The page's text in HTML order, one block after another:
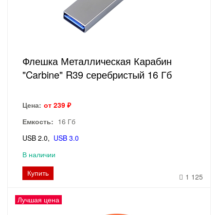
Флешка Металлическая Карабин
"Carbine" R39 серебристый 16 Гб
Цена: от 239 ₽
Емкость: 16 Гб
USB 2.0
USB 3.0
В наличии
Купить
1 125
Лучшая цена